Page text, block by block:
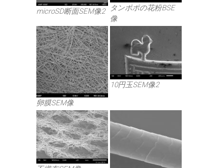
microSD断面SEM像2
タンポポの花粉BSE
像
卵膜SEM像
10円玉SEM像2